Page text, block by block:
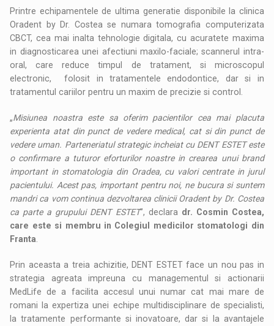
Printre echipamentele de ultima generatie disponibile la clinica
Oradent by Dr. Costea se numara tomografia computerizata
CBCT, cea mai inalta tehnologie digitala, cu acuratete maxima
in diagnosticarea unei afectiuni maxilo-faciale; scannerul intra-
oral, care reduce timpul de tratament, si microscopul
electronic, folosit in tratamentele endodontice, dar si in
tratamentul cariilor pentru un maxim de precizie si control.
„Misiunea noastra este sa oferim pacientilor cea mai placuta
experienta atat din punct de vedere medical, cat si din punct de
vedere uman. Parteneriatul strategic incheiat cu DENT ESTET este
o confirmare a tuturor eforturilor noastre in crearea unui brand
important in stomatologia din Oradea, cu valori centrate in jurul
pacientului. Acest pas, important pentru noi, ne bucura si suntem
mandri ca vom continua dezvoltarea clinicii Oradent by Dr. Costea
ca parte a grupului DENT ESTET”, declara dr. Cosmin Costea,
care este si membru in Colegiul medicilor stomatologi din
Franta
Prin aceasta a treia achizitie, DENT ESTET face un nou pas in
strategia agreata impreuna cu managementul si actionarii
MedLife de a facilita accesul unui numar cat mai mare de
romani la expertiza unei echipe multidisciplinare de specialisti,
la tratamente performante si inovatoare, dar si la avantajele